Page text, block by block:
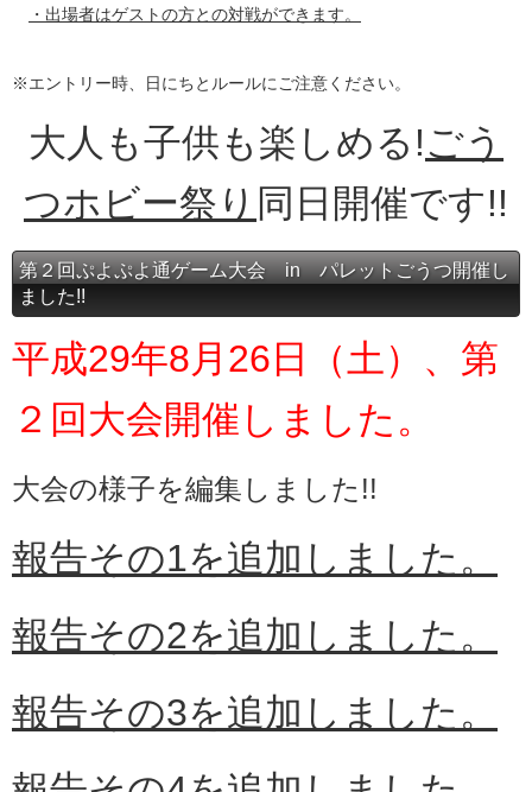
・出場者はゲストの方との対戦ができます。
※エントリー時、日にちとルールにご注意ください。
大人も子供も楽しめる!ごう
つホビー祭り 同日開催です!!
第２回ぷよぷよ通ゲーム大会 in パレットごうつ開催し
ました!!
平成29年8月26日（土）、第
２回大会開催しました。
大会の様子を編集しました!!
報告その1を追加しました。
報告その2を追加しました。
報告その3を追加しました。